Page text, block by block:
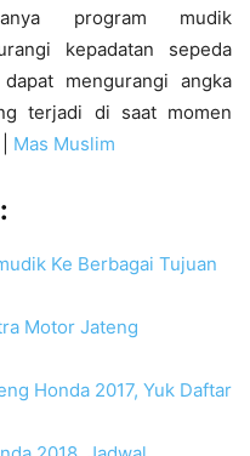
program mudik
kepadatan sepeda
mengurangi angka
terjadi di saat momen
Mas Muslim
Ke Berbagai Tujuan
Motor Jateng
Honda 2017, Yuk Daftar